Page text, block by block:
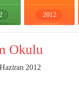
2012
Okulu
2012